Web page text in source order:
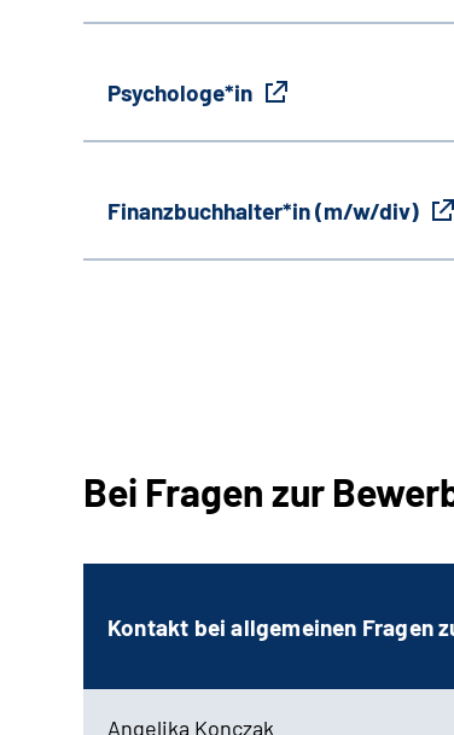
Psychologe*in
Finanzbuchhalter*in (m/w/div)
Bei Fragen zur
Kontakt bei allgemeinen Fragen
Angelika Konczak